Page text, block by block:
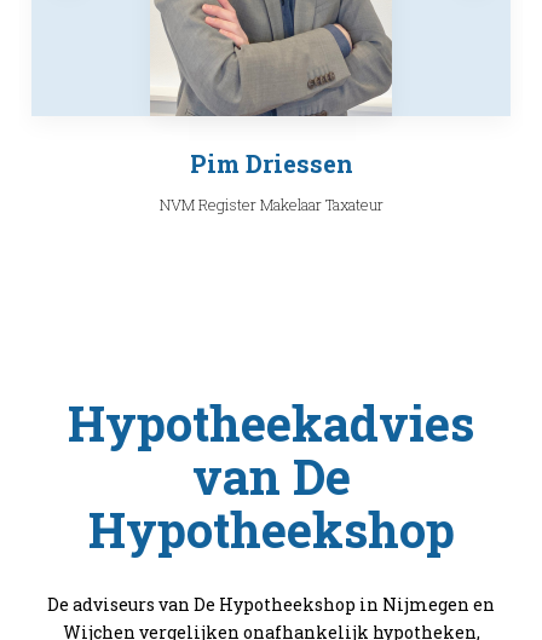
Pim Driessen
NVM Register Makelaar Taxateur
Hypotheekadvies
van De
Hypotheekshop
De adviseurs van De Hypotheekshop in Nijmegen en
Wijchen vergelijken onafhankelijk hypotheken,